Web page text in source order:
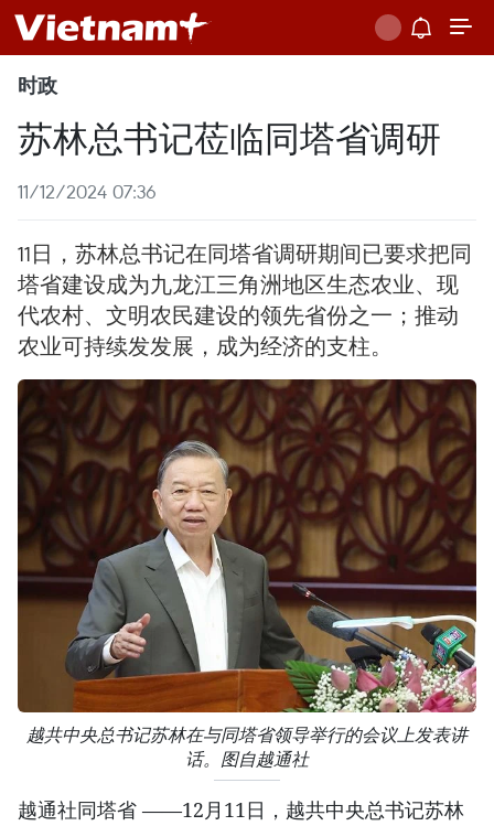
时政
苏林总书记莅临同塔省调研
11/12/2024 07:36
11日，苏林总书记在同塔省调研期间已要求把同
塔省建设成为九龙江三角洲地区生态农业、现
代农村、文明农民建设的领先省份之一；推动
农业可持续发发展，成为经济的支柱。
越共中央总书记苏林在与同塔省领导举行的会议上发表讲
话。图自越通社
越通社同塔省 ——12月11日，越共中央总书记苏林